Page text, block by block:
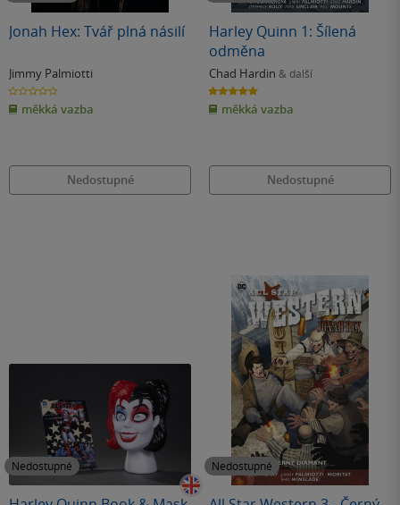
Jonah Hex: Tvář plná násilí
Jimmy Palmiotti
0.0
z
5
hvězdiček
měkká vazba
Nedostupné
Harley Quinn 1: Šílená
odměna
Chad Hardin & další
5.0
z
5
hvězdiček
měkká vazba
Nedostupné
Nedostupné Nedostupné